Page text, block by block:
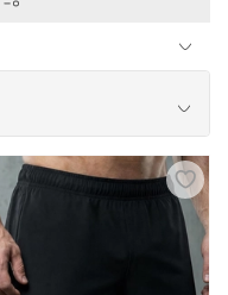
для
ММА и
для